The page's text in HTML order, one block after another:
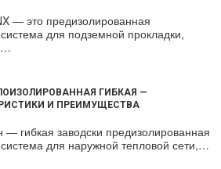
— это предизолированная
для подземной прокладки,
ГИБКАЯ —
И ПРЕИМУЩЕСТВА
гибкая заводски предизолированная
для наружной тепловой сети,…